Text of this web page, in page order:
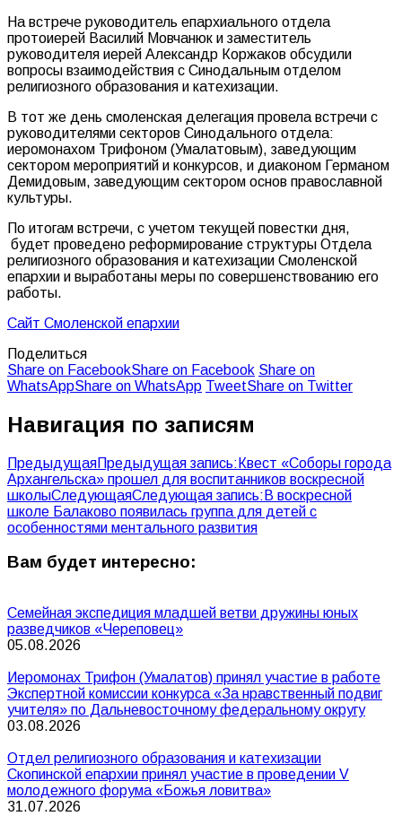
На встрече руководитель епархиального отдела
протоиерей Василий Мовчанюк и заместитель
руководителя иерей Александр Коржаков обсудили
вопросы взаимодействия с Синодальным отделом
религиозного образования и катехизации.
В тот же день смоленская делегация провела встречи с
руководителями секторов Синодального отдела:
иеромонахом Трифоном (Умалатовым), заведующим
сектором мероприятий и конкурсов, и диаконом Германом
Демидовым, заведующим сектором основ православной
культуры.
По итогам встречи, с учетом текущей повестки дня,
будет проведено реформирование структуры Отдела
религиозного образования и катехизации Смоленской
епархии и выработаны меры по совершенствованию его
работы.
Сайт Смоленской епархии
Поделиться
Share on FacebookShare on Facebook Share on
WhatsAppShare on WhatsApp TweetShare on Twitter
Навигация по записям
ПредыдущаяПредыдущая запись: Квест «Соборы города
Архангельска» прошел для воспитанников воскресной
школыСледующаяСледующая запись: В воскресной
школе Балаково появилась группа для детей с
особенностями ментального развития
Вам будет интересно:
Семейная экспедиция младшей ветви дружины юных
разведчиков «Череповец»
05.08.2026
Иеромонах Трифон (Умалатов) принял участие в работе
Экспертной комиссии конкурса «За нравственный подвиг
учителя» по Дальневосточному федеральному округу
03.08.2026
Отдел религиозного образования и катехизации
Скопинской епархии принял участие в проведении V
молодежного форума «Божья ловитва»
31.07.2026